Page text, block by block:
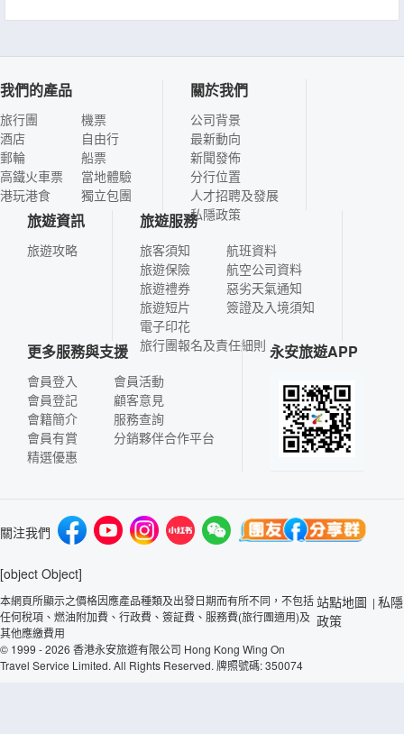
我們的產品
旅行團
酒店
郵輪
高鐵火車票
港玩港食
機票
自由行
船票
當地體驗
獨立包團
關於我們
公司背景
最新動向
新聞發佈
分行位置
人才招聘及發展
私隱政策
旅遊資訊
旅遊攻略
旅遊服務
旅客須知
旅遊保險
旅遊禮券
旅遊短片
電子印花
航班資料
航空公司資料
惡劣天氣通知
簽證及入境須知
旅行團報名及責任細則
更多服務與支援
會員登入
會員登記
會籍簡介
會員有賞
精選優惠
會員活動
顧客意見
服務查詢
分銷夥伴合作平台
永安旅遊APP
關注我們
[object Object]
本網頁所顯示之價格因應產品種類及出發日期而有所不同，不包括
任何稅項、燃油附加費、行政費、簽証費、服務費(旅行團適用)及
其他應繳費用
© 1999 - 2026 香港永安旅遊有限公司 Hong Kong Wing On
Travel Service Limited. All Rights Reserved. 牌照號碼: 350074
站點地圖 | 私隱
政策